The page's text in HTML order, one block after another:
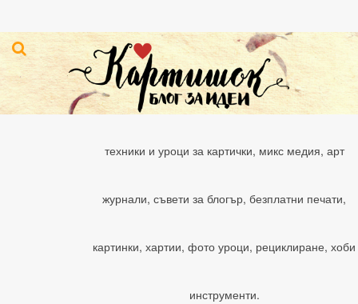
техники и уроци за картички, микс медия, арт
журнали, съвети за блогър, безплатни печати,
картинки, хартии, фото уроци, рециклиране, хоби
инструменти.